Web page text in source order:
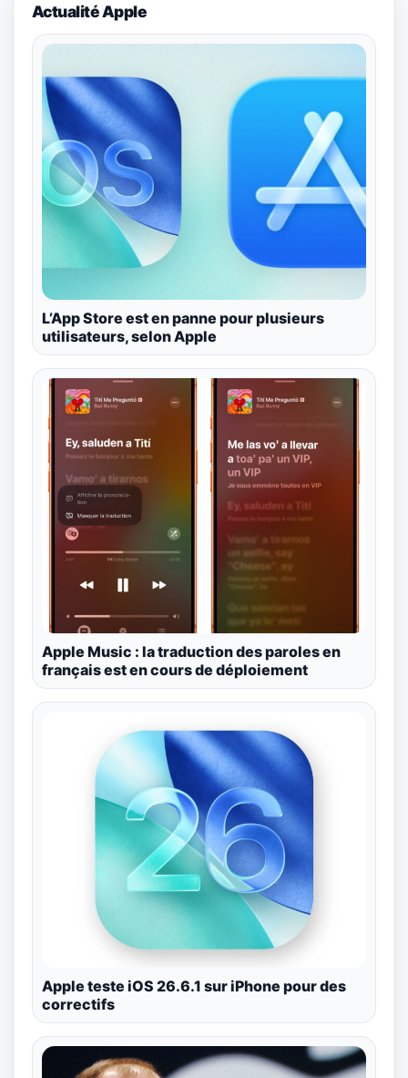
Actualité Apple
L’App Store est en panne pour plusieurs
utilisateurs, selon Apple
Apple Music : la traduction des paroles en
français est en cours de déploiement
Apple teste iOS 26.6.1 sur iPhone pour des
correctifs